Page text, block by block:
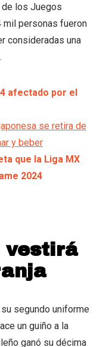
de los Juegos
mil personas fueron
consideradas una
afectado por el
se retira de
y beber
que la Liga MX
2024
vestirá
segundo uniforme
un guiño a la
ganó su décima